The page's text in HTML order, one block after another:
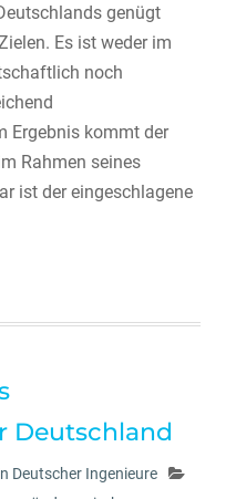
genügt
Es ist weder im
noch
Ergebnis kommt der
Rahmen seines
ist der eingeschlagene
Deutschland
Deutscher Ingenieure